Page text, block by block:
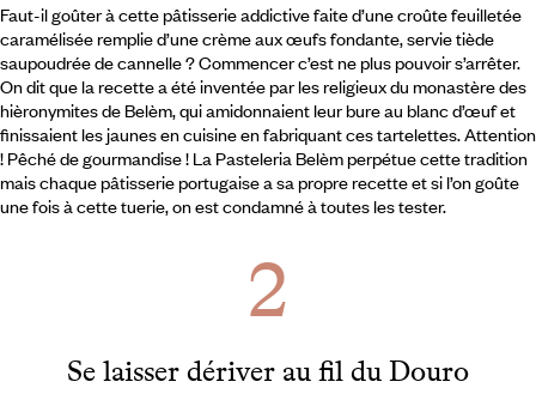
Faut-il goûter à cette pâtisserie addictive faite d’une croûte feuilletée
caramélisée remplie d’une crème aux œufs fondante, servie tiède
saupoudrée de cannelle ? Commencer c’est ne plus pouvoir s’arrêter.
On dit que la recette a été inventée par les religieux du monastère des
hièronymites de Belèm, qui amidonnaient leur bure au blanc d’œuf et
finissaient les jaunes en cuisine en fabriquant ces tartelettes. Attention
! Pêché de gourmandise ! La Pasteleria Belèm perpétue cette tradition
mais chaque pâtisserie portugaise a sa propre recette et si l’on goûte
une fois à cette tuerie, on est condamné à toutes les tester.
Se laisser dériver au fil du Douro